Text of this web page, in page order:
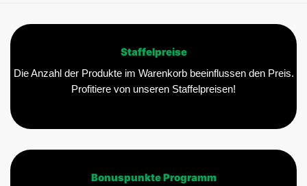
Staffelpreise
Die Anzahl der Produkte im Warenkorb beeinflussen den Preis.
Profitiere von unseren Staffelpreisen!
Bonuspunkte Programm